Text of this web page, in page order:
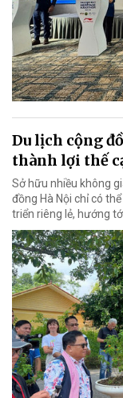
Du lịch cộng
thành lợi thế
Sở hữu nhiều không
đồng Hà Nội chỉ có
triển riêng lẻ, hướng